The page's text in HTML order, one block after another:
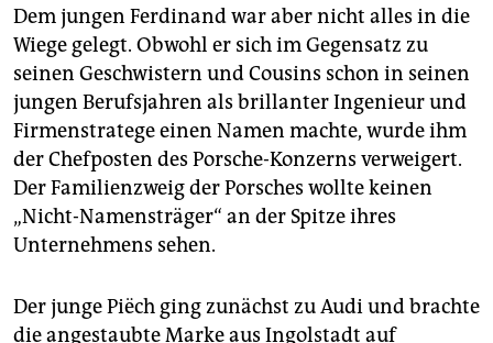
Dem jungen Ferdinand war aber nicht alles in die
Wiege gelegt. Obwohl er sich im Gegensatz zu
seinen Geschwistern und Cousins schon in seinen
jungen Berufsjahren als brillanter Ingenieur und
Firmenstratege einen Namen machte, wurde ihm
der Chefposten des Porsche-Konzerns verweigert.
Der Familienzweig der Porsches wollte keinen
„Nicht-Namensträger“ an der Spitze ihres
Unternehmens sehen.
Der junge Piëch ging zunächst zu Audi und brachte
die angestaubte Marke aus Ingolstadt auf